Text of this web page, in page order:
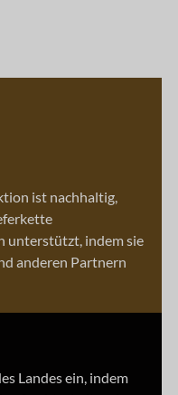
ist nachhaltig,
unterstützt, indem sie
anderen Partnern
Landes ein, indem